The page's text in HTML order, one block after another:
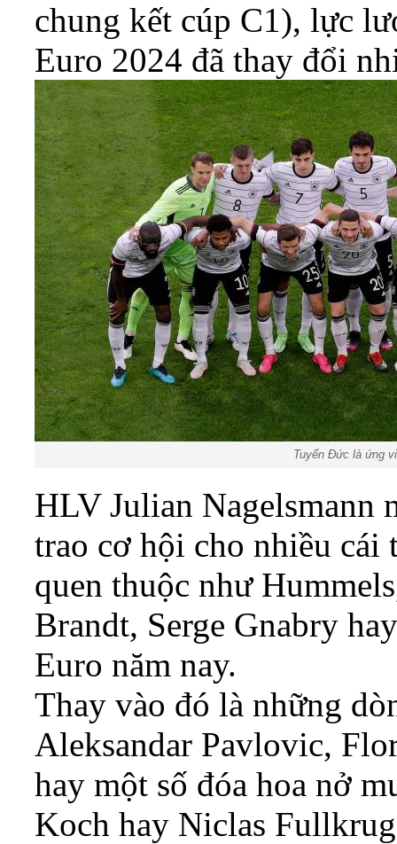
chung kết cúp C1), lực
Euro 2024 đã thay đổi
Tuyển Đức là ứng
HLV Julian Nagelsmann
trao cơ hội cho nhiều
quen thuộc như
Brandt, Serge Gnabry
Euro năm nay.
Thay vào đó là những
Aleksandar Pavlovic,
hay một số đóa hoa nở
Koch hay Niclas